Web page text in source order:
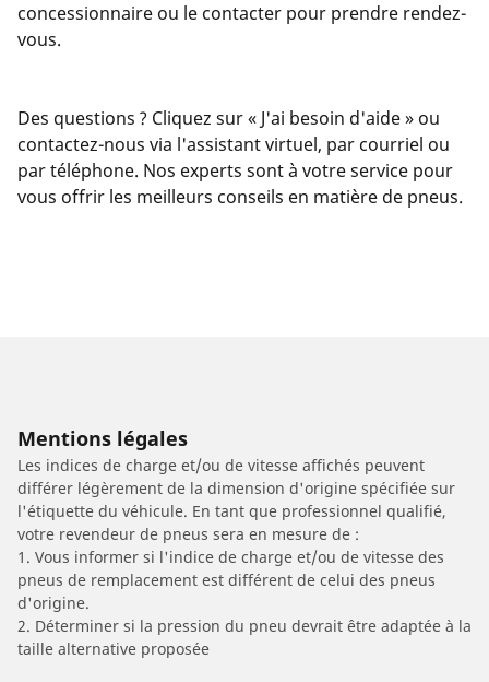
concessionnaire ou le contacter pour prendre rendez-
vous.
Des questions ? Cliquez sur « J'ai besoin d'aide » ou
contactez-nous via l'assistant virtuel, par courriel ou
par téléphone. Nos experts sont à votre service pour
vous offrir les meilleurs conseils en matière de pneus.
Mentions légales
Les indices de charge et/ou de vitesse affichés peuvent
différer légèrement de la dimension d'origine spécifiée sur
l'étiquette du véhicule. En tant que professionnel qualifié,
votre revendeur de pneus sera en mesure de :
1. Vous informer si l'indice de charge et/ou de vitesse des
pneus de remplacement est différent de celui des pneus
d'origine.
2. Déterminer si la pression du pneu devrait être adaptée à la
taille alternative proposée